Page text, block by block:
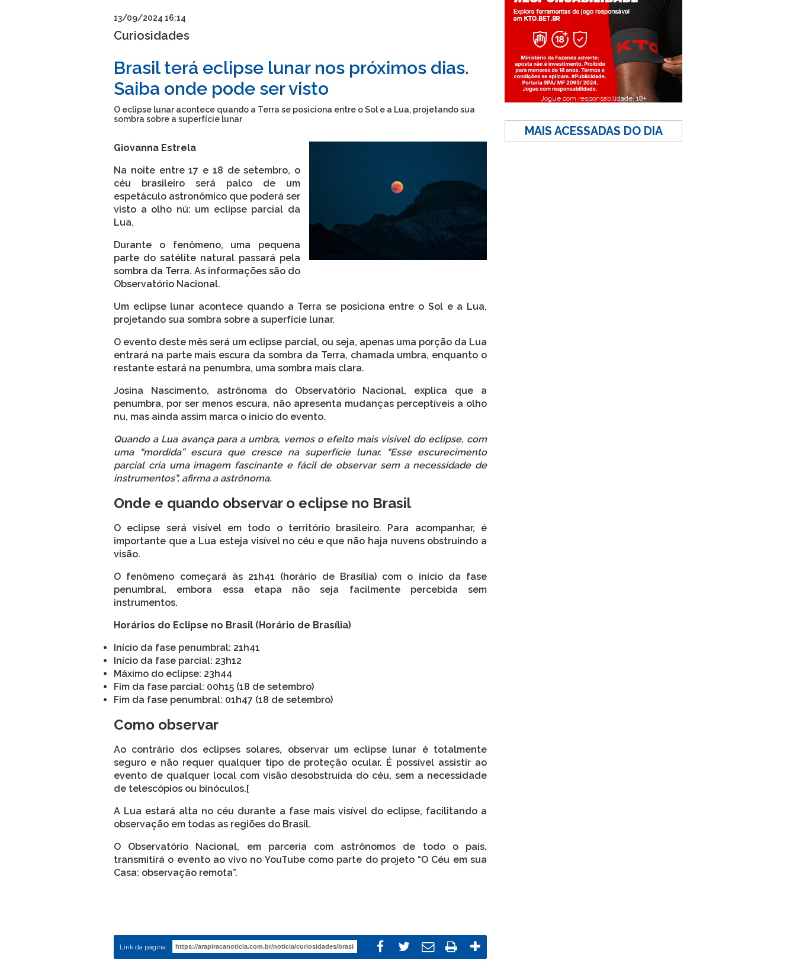
13/09/2024 16:14
Curiosidades
Brasil terá eclipse lunar nos próximos dias.
Saiba onde pode ser visto
O eclipse lunar acontece quando a Terra se posiciona entre o Sol e a Lua, projetando sua
sombra sobre a superfície lunar
Giovanna Estrela
Na noite entre 17 e 18 de setembro, o
céu brasileiro será palco de um
espetáculo astronômico que poderá ser
visto a olho nú: um eclipse parcial da
Lua.
Durante o fenômeno, uma pequena
parte do satélite natural passará pela
sombra da Terra. As informações são do
Observatório Nacional.
Um eclipse lunar acontece quando a Terra se posiciona entre o Sol e a Lua,
projetando sua sombra sobre a superfície lunar.
O evento deste mês será um eclipse parcial, ou seja, apenas uma porção da Lua
entrará na parte mais escura da sombra da Terra, chamada umbra, enquanto o
restante estará na penumbra, uma sombra mais clara.
Josina Nascimento, astrônoma do Observatório Nacional, explica que a
penumbra, por ser menos escura, não apresenta mudanças perceptíveis a olho
nu, mas ainda assim marca o início do evento.
Quando a Lua avança para a umbra, vemos o efeito mais visível do eclipse, com
uma “mordida” escura que cresce na superfície lunar. “Esse escurecimento
parcial cria uma imagem fascinante e fácil de observar sem a necessidade de
instrumentos”, afirma a astrônoma.
Onde e quando observar o eclipse no Brasil
O eclipse será visível em todo o território brasileiro. Para acompanhar, é
importante que a Lua esteja visível no céu e que não haja nuvens obstruindo a
visão.
O fenômeno começará às 21h41 (horário de Brasília) com o início da fase
penumbral, embora essa etapa não seja facilmente percebida sem
instrumentos.
Horários do Eclipse no Brasil (Horário de Brasília)
Início da fase penumbral: 21h41
Início da fase parcial: 23h12
Máximo do eclipse: 23h44
Fim da fase parcial: 00h15 (18 de setembro)
Fim da fase penumbral: 01h47 (18 de setembro)
Como observar
Ao contrário dos eclipses solares, observar um eclipse lunar é totalmente
seguro e não requer qualquer tipo de proteção ocular. É possível assistir ao
evento de qualquer local com visão desobstruída do céu, sem a necessidade
de telescópios ou binóculos.[
A Lua estará alta no céu durante a fase mais visível do eclipse, facilitando a
observação em todas as regiões do Brasil.
O Observatório Nacional, em parceria com astrônomos de todo o país,
transmitirá o evento ao vivo no YouTube como parte do projeto “O Céu em sua
Casa: observação remota”.
Link da página:
Jogue com responsabilidade. 18+
MAIS ACESSADAS DO DIA